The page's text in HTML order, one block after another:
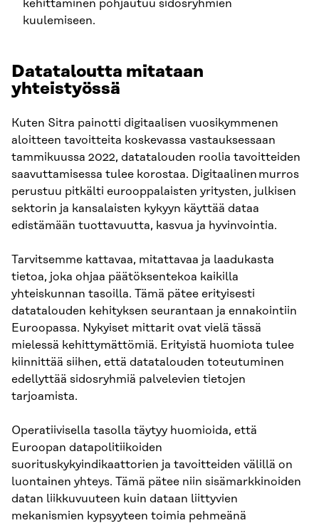
kehittäminen pohjautuu sidosryhmien
kuulemiseen.
Datataloutta mitataan
yhteistyössä
Kuten Sitra painotti digitaalisen vuosikymmenen
aloitteen tavoitteita koskevassa vastauksessaan
tammikuussa 2022, datatalouden roolia tavoitteiden
saavuttamisessa tulee korostaa. Digitaalinen murros
perustuu pitkälti eurooppalaisten yritysten, julkisen
sektorin ja kansalaisten kykyyn käyttää dataa
edistämään tuottavuutta, kasvua ja hyvinvointia.
Tarvitsemme kattavaa, mitattavaa ja laadukasta
tietoa, joka ohjaa päätöksentekoa kaikilla
yhteiskunnan tasoilla. Tämä pätee erityisesti
datatalouden kehityksen seurantaan ja ennakointiin
Euroopassa. Nykyiset mittarit ovat vielä tässä
mielessä kehittymättömiä. Erityistä huomiota tulee
kiinnittää siihen, että datatalouden toteutuminen
edellyttää sidosryhmiä palvelevien tietojen
tarjoamista.
Operatiivisella tasolla täytyy huomioida, että
Euroopan datapolitiikoiden
suorituskykyindikaattorien ja tavoitteiden välillä on
luontainen yhteys. Tämä pätee niin sisämarkkinoiden
datan liikkuvuuteen kuin dataan liittyvien
mekanismien kypsyyteen toimia pehmeänä